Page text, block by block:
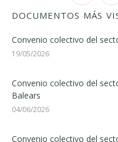
DOCUMENTOS MÁS
Convenio colectivo del
19/05/2026
Convenio colectivo del
Balears
04/06/2026
Convenio colectivo del